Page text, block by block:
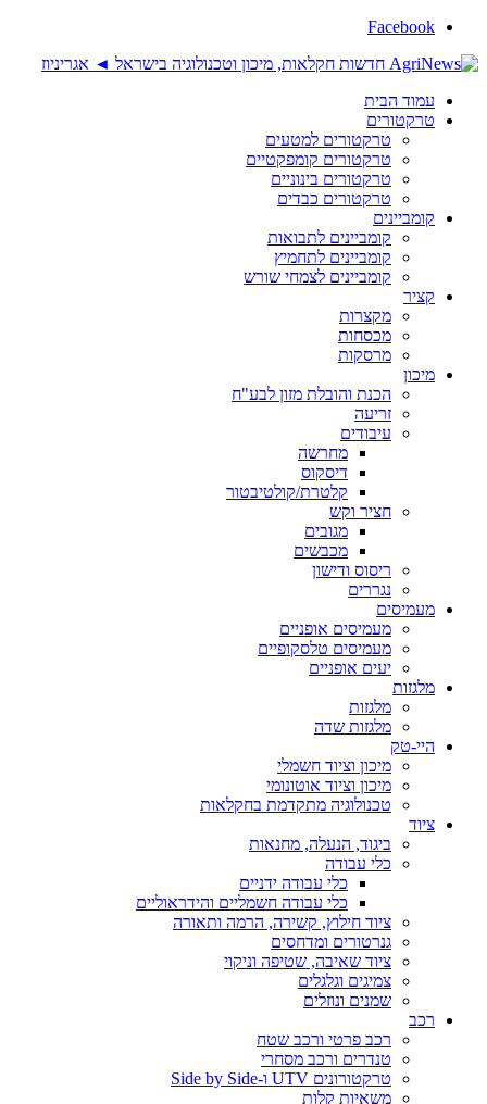
הבית
טרקטורים למטעים
טרקטורים קומפקטיים
טרקטורים בינוניים
טרקטורים כבדים
קומביינים לתבואות
קומביינים לתחמיץ
קומביינים לצמחי שורש
מקצרות
מכסחות
מרסקות
הכנת והובלת מזון לבע"ח
עיבודים
מחרשה
דיסקוס
קלטרת/קולטיבטור
חציר וקש
מגובים
מכבשים
ריסוס ודישון
נגררים
מעמיסים אופניים
מעמיסים טלסקופיים
יעים אופניים
מלגזות
מלגזות שדה
טק
מיכון וציוד חשמלי
מיכון וציוד אוטונומי
טכנולוגיה מתקדמת בחקלאות
ביגוד, הנעלה, מחנאות
כלי עבודה
כלי עבודה ידניים
כלי עבודה חשמליים והידראוליים
ציוד חילוץ, קשירה, הרמה ותאורה
גנרטורים ומדחסים
ציוד שאיבה, שטיפה וניקוי
צמיגים וגלגלים
שמנים ונוזלים
רכב פרטי ורכב שטח
טנדרים ורכב מסחרי
טרקטורונים UTV ו-Side by Side
משאיות קלות